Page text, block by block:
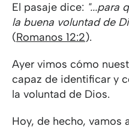
El pasaje dice: "...para
la buena voluntad de
(Romanos 12:2).
Ayer vimos cómo
capaz de identificar y
la voluntad de Dios.
Hoy, de hecho, vamos